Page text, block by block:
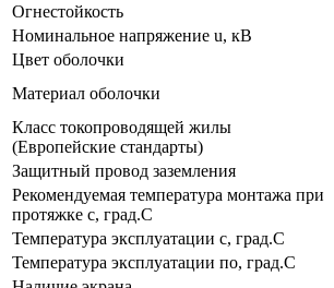
Огнестойкость
Номинальное напряжение u, кВ
Цвет оболочки
Материал оболочки
Класс токопроводящей жилы
(Европейские стандарты)
Защитный провод заземления
Рекомендуемая температура монтажа при
протяжке с, град.C
Температура эксплуатации с, град.C
Температура эксплуатации по, град.C